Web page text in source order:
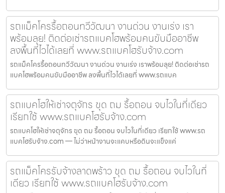
รถแม็คโครรื้อถอนทวีวัฒนา งานด่วน งานเร่ง เรา
พร้อมลุย! ติดต่อเช่ารถแบคโฮพร้อมคนขับมืออาชีพ
ลงพื้นที่ไวได้เลยที่ www.รถแบคโฮรับจ้าง.com
รถแม็คโครรื้อถอนทวีวัฒนา งานด่วน งานเร่ง เราพร้อมลุย! ติดต่อเช่ารถ
แบคโฮพร้อมคนขับมืออาชีพ ลงพื้นที่ไวได้เลยที่ www.รถแบค
รถแบคโฮให้เช่าจตุจักร ขุด ถม รื้อถอน จบไวในที่เดียว
เรียกใช้ www.รถแบคโฮรับจ้าง.com
รถแบคโฮให้เช่าจตุจักร ขุด ถม รื้อถอน จบไวในที่เดียว เรียกใช้ www.รถ
แบคโฮรับจ้าง.com — ไม่ว่าหน้างานจะแคบหรือดินจะแข็งแค่
รถแม็คโครรับจ้างลาดพร้าว ขุด ถม รื้อถอน จบไวในที่
เดียว เรียกใช้ www.รถแบคโฮรับจ้าง.com